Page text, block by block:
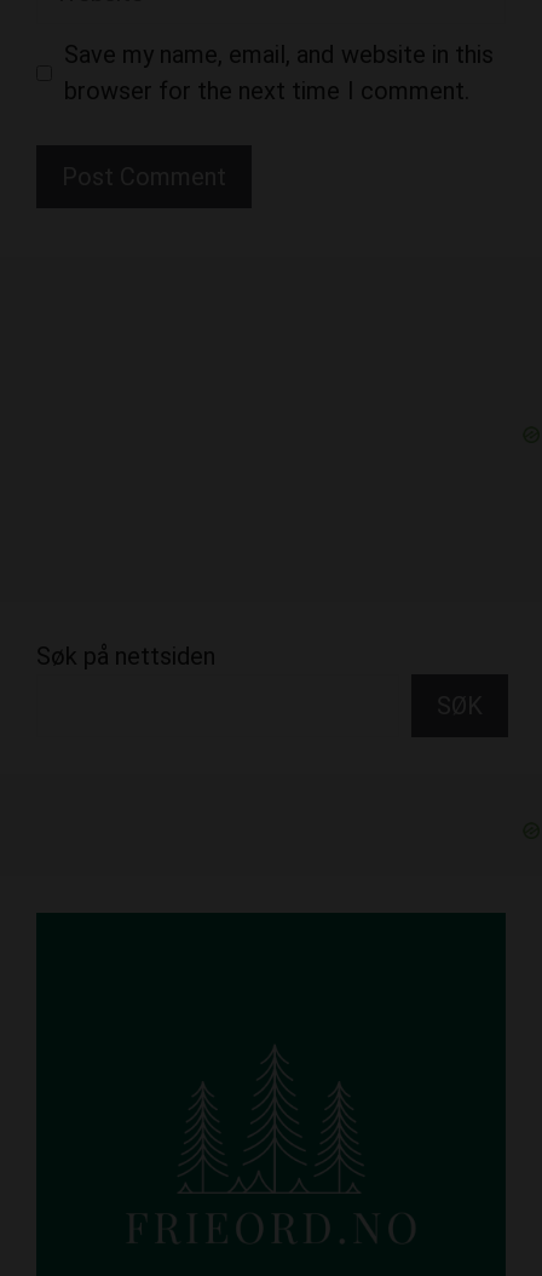
Save my name, email, and website in this
browser for the next time I comment.
Søk på nettsiden